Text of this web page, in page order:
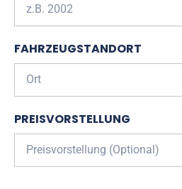
FAHRZEUGSTANDORT
PREISVORSTELLUNG